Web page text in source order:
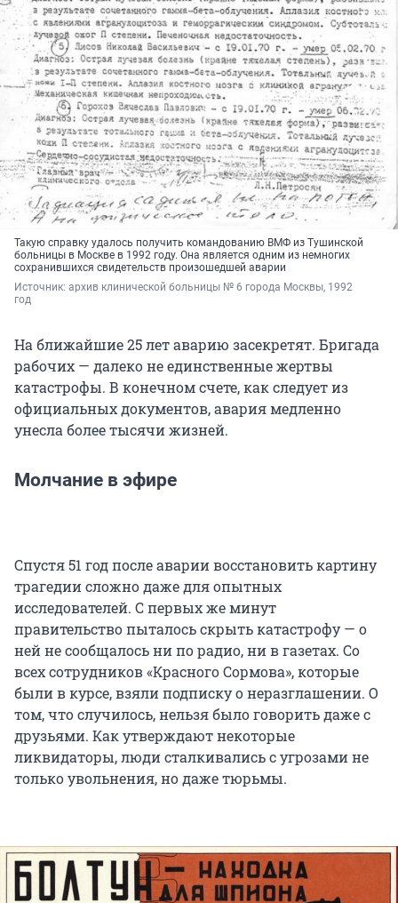
Такую справку удалось получить командованию ВМФ из Тушинской
больницы в Москве в 1992 году. Она является одним из немногих
сохранившихся свидетельств произошедшей аварии
Источник: архив клинической больницы № 6 города Москвы, 1992
год
На ближайшие 25 лет аварию засекретят. Бригада
рабочих — далеко не единственные жертвы
катастрофы. В конечном счете, как следует из
официальных документов, авария медленно
унесла более тысячи жизней.
Молчание в эфире
Спустя 51 год после аварии восстановить картину
трагедии сложно даже для опытных
исследователей. С первых же минут
правительство пыталось скрыть катастрофу — о
ней не сообщалось ни по радио, ни в газетах. Со
всех сотрудников «Красного Сормова», которые
были в курсе, взяли подписку о неразглашении. О
том, что случилось, нельзя было говорить даже с
друзьями. Как утверждают некоторые
ликвидаторы, люди сталкивались с угрозами не
только увольнения, но даже тюрьмы.